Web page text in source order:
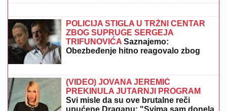
PAZAR!Crveni karton i promena
rezultata na Marakani! (VIDEO)
TRIFUNOVIĆASaznajemo:
Obezbeđenje hitno reagovalo zbog
SUMNJE NA KRAĐU, pa joj pisali
krivičnu prijavu